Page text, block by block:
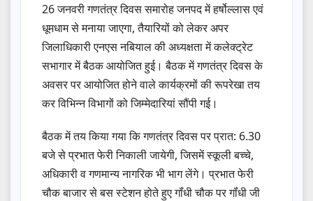
26 जनवरी गणतंत्र दिवस समारोह जनपद में हर्षोल्लास एवं
धूमधाम से मनाया जाएगा, तैयारियों को लेकर अपर
जिलाधिकारी एनएस नबियाल की अध्यक्षता में कलेक्ट्रेट
सभागार में बैठक आयोजित हुई। बैठक में गणतंत्र दिवस के
अवसर पर आयोजित होने वाले कार्यक्रमों की रूपरेखा तय
कर विभिन्न विभागों को जिम्मेदारियां सौंपी गई।
बैठक में तय किया गया कि गणतंत्र दिवस पर प्रात: 6.30
बजे से प्रभात फेरी निकाली जायेगी, जिसमें स्कूली बच्चे,
अधिकारी व गणमान्य नागरिक भी भाग लेंगे। प्रभात फेरी
चौक बाजार से बस स्टेशन होते हुए गॉंधी चौक पर गॉंधी जी